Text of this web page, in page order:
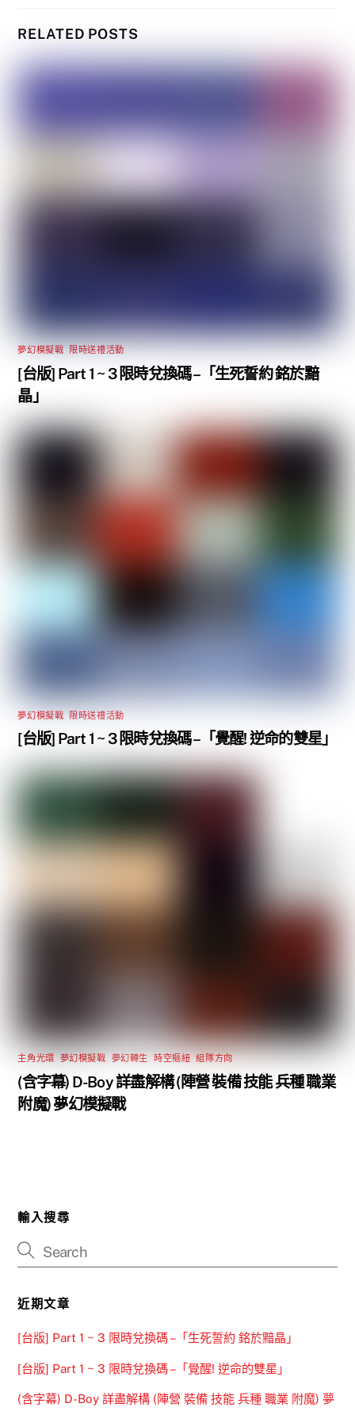
RELATED POSTS
夢幻模擬戰 限時送禮活動
[台版] Part 1 ~ 3 限時兌換碼 –「生死誓約 銘於黯
晶」
夢幻模擬戰 限時送禮活動
[台版] Part 1 ~ 3 限時兌換碼 –「覺醒! 逆命的雙星」
主角光環 夢幻模擬戰 夢幻轉生 時空樞紐 ,組隊方向
(含字幕) D-Boy 詳盡解構 (陣營 裝備 技能 兵種 職業
附魔) 夢幻模擬戰
輸入搜尋
近期文章
[台版] Part 1 ~ 3 限時兌換碼 –「生死誓約 銘於黯晶」
[台版] Part 1 ~ 3 限時兌換碼 –「覺醒! 逆命的雙星」
(含字幕) D-Boy 詳盡解構 (陣營 裝備 技能 兵種 職業 附魔) 夢